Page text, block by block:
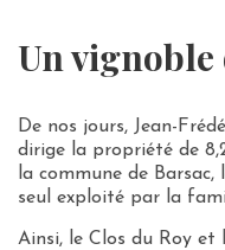
Un vignoble
De nos jours, Jean-
dirige la propriété de
la commune de Barsac,
seul exploité par la
Ainsi, le Clos du Roy et